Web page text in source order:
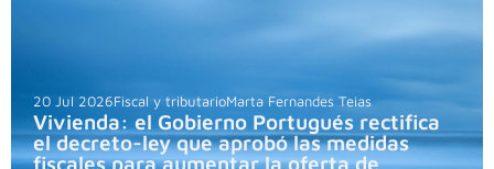
Vivienda: el Gobierno Portugués rectifica
el decreto-ley que aprobó las medidas
fiscales para aumentar la oferta de
20 Jul 2026Fiscal y tributarioMarta Fernandes Teias